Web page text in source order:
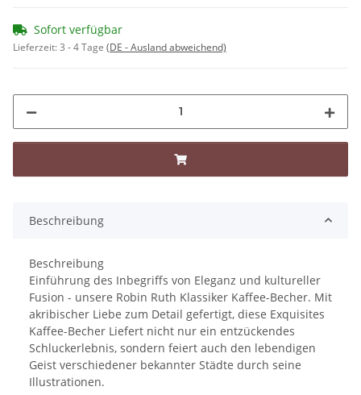
Sofort verfügbar
Lieferzeit:3 - 4 Tage (DE - Ausland abweichend)
Beschreibung
Beschreibung
Einführung des Inbegriffs von Eleganz und kultureller
Fusion - unsere Robin Ruth Klassiker Kaffee-Becher. Mit
akribischer Liebe zum Detail gefertigt, diese Exquisites
Kaffee-Becher Liefert nicht nur ein entzückendes
Schluckerlebnis, sondern feiert auch den lebendigen
Geist verschiedener bekannter Städte durch seine
Illustrationen.